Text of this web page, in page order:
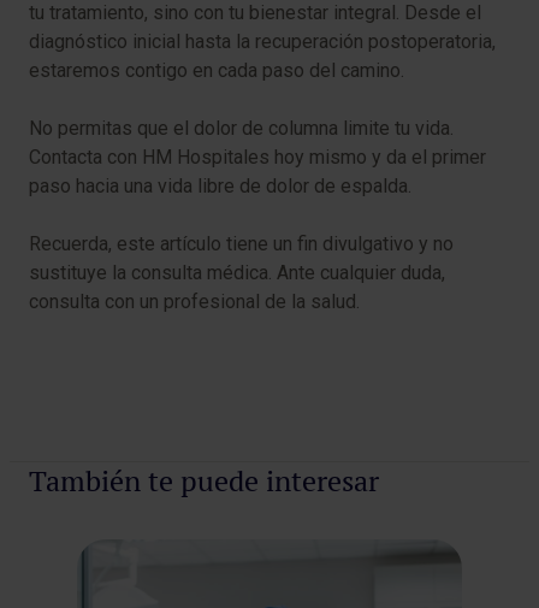
tu tratamiento, sino con tu bienestar integral. Desde el
diagnóstico inicial hasta la recuperación postoperatoria,
estaremos contigo en cada paso del camino.
No permitas que el dolor de columna limite tu vida.
Contacta con HM Hospitales hoy mismo y da el primer
paso hacia una vida libre de dolor de espalda.
Recuerda, este artículo tiene un fin divulgativo y no
sustituye la consulta médica. Ante cualquier duda,
consulta con un profesional de la salud.
También te puede interesar